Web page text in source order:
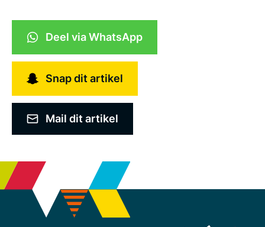
Deel via WhatsApp
Snap dit artikel
Mail dit artikel